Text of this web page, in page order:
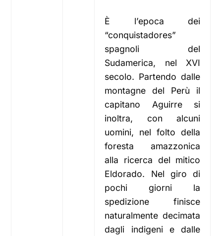
È l’epoca dei
“conquistadores”
spagnoli del
Sudamerica, nel XVI
secolo. Partendo dalle
montagne del Perù il
capitano Aguirre si
inoltra, con alcuni
uomini, nel folto della
foresta amazzonica
alla ricerca del mitico
Eldorado. Nel giro di
pochi giorni la
spedizione finisce
naturalmente decimata
dagli indigeni e dalle